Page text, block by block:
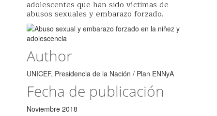
adolescentes que han sido víctimas de
abusos sexuales y embarazo forzado.
Author
UNICEF, Presidencia de la Nación / Plan ENNyA
Fecha de publicación
Noviembre 2018